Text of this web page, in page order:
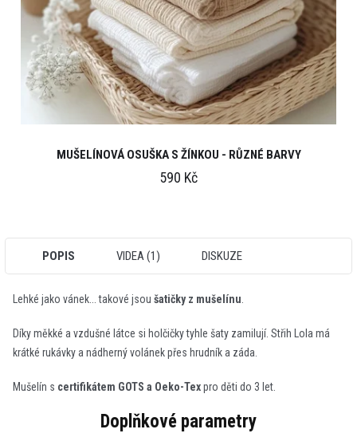
MUŠELÍNOVÁ OSUŠKA S ŽÍNKOU - RŮZNÉ BARVY
590 Kč
POPIS VIDEA (1) DISKUZE
Lehké jako vánek... takové jsou šatičky z mušelínu
Díky měkké a vzdušné látce si holčičky tyhle šaty zamilují. Střih Lola má
krátké rukávky a nádherný volánek přes hrudník a záda.
Mušelín s certifikátem GOTS a Oeko-Texpro děti do 3 let.
Doplňkové parametry